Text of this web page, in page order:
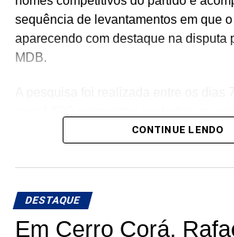
sequência de levantamentos em que
aparecendo com destaque na disputa
MDB.
do Norte. O levantamento tem margem
registrado na Justiça Eleitoral sob o
O resultado chega em um momento de
CONTINUE LENDO
DESTAQUE
Em Cerro Corá,